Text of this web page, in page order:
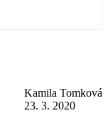
Kamila Tomková
23. 3. 2020